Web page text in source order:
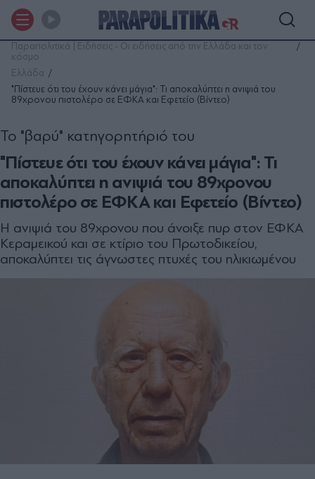
Παραπολιτικά | Ειδήσεις - Οι ειδήσεις από την Ελλάδα και τον
κόσμο
Ελλάδα
"Πίστευε ότι του έχουν κάνει μάγια": Τι αποκαλύπτει η ανιψιά του
89χρονου πιστολέρο σε ΕΦΚΑ και Εφετείο (Βίντεο)
"Πίστευε ότι του έχουν κάνει μάγια": Τι
αποκαλύπτει η ανιψιά του 89χρονου
πιστολέρο σε ΕΦΚΑ και Εφετείο (Βίντεο)
Το "βαρύ" κατηγορητήριό του
Η ανιψιά του 89χρονου που άνοιξε πυρ στον ΕΦΚΑ
Κεραμεικού και σε κτίριο του Πρωτοδικείου,
αποκαλύπτει τις άγνωστες πτυχές του ηλικιωμένου